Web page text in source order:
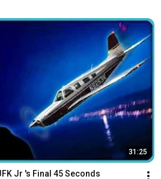
31:25
Jr 's Final 45 Seconds